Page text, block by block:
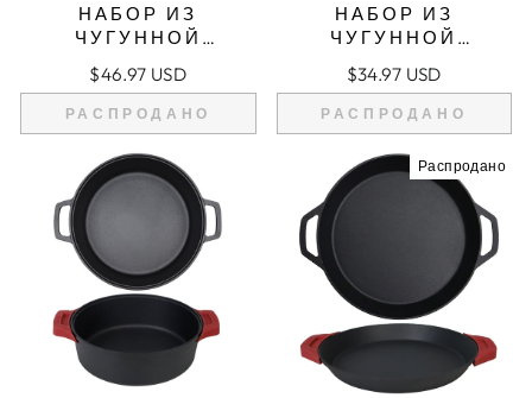
НАБОР ИЗ
ЧУГУННОЙ
ДЮЙМОВ (30 СМ) С
ДВУМЯ ПЕТЛЯМИ
ДЛЯ ЗАХВАТА,
ЖАРОВНЯ,
СИЛИКОНОВЫЕ
ПРИХВАТКИ
$46.97 USD
РАСПРОДАНО
НАБОР ИЗ
ЧУГУННОЙ
ДЮЙМА/26 СМ С
ДВОЙНЫМИ
ПЕТЛЯМИ,
ЖАРОВНЯ,
СИЛИКОНОВЫЕ
ПРИХВАТКИ
$34.97 USD
РАСПРОДАНО
Распродано